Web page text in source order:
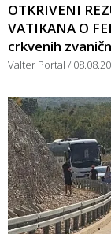
OTKRIVENI
VATIKANA O
crkvenih
Valter Portal